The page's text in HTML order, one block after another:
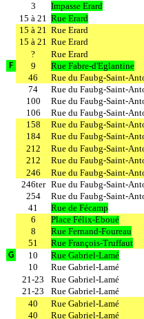
3
Impasse Erard
15 à 21 Rue Erard
15 à 21 Rue Erard
15 à 21 Rue Erard
?
Rue Erard
F 9 Rue Fabre-d'Eglantine
46
Rue du Faubg-Saint-
74
Rue du Faubg-Saint-
100
Rue du Faubg-Saint-
106
Rue du Faubg-Saint-
158
Rue du Faubg-Saint-
184
Rue du Faubg-Saint-
212
Rue du Faubg-Saint-
212
Rue du Faubg-Saint-
246
Rue du Faubg-Saint-
246ter Rue du Faubg-Saint-
254
Rue du Faubg-Saint-
41
Rue de Fécamp
6
Place Félix-Eboué
8
Rue Fernand-Foureau
51
Rue François-Truffaut
G 10 Rue Gabriel-Lamé
10
Rue Gabriel-Lamé
21-23
Rue Gabriel-Lamé
21-23
Rue Gabriel-Lamé
40
Rue Gabriel-Lamé
40
Rue Gabriel-Lamé